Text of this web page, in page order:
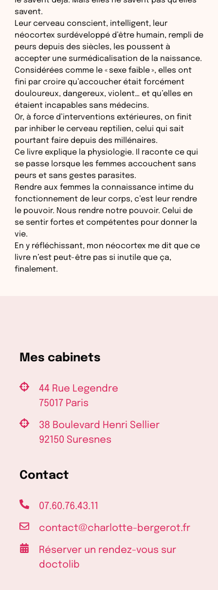
savent.
Leur cerveau conscient, intelligent, leur
néocortex surdéveloppé d’être humain, rempli de
peurs depuis des siècles, les poussent à
accepter une surmédicalisation de la naissance.
Considérées comme le « sexe faible », elles ont
fini par croire qu’accoucher était forcément
douloureux, dangereux, violent… et qu’elles en
étaient incapables sans médecins.
Or, à force d’interventions extérieures, on finit
par inhiber le cerveau reptilien, celui qui sait
pourtant faire depuis des millénaires.
Ce livre explique la physiologie. Il raconte ce qui
se passe lorsque les femmes accouchent sans
peurs et sans gestes parasites.
Rendre aux femmes la connaissance intime du
fonctionnement de leur corps, c’est leur rendre
le pouvoir. Nous rendre notre pouvoir. Celui de
se sentir fortes et compétentes pour donner la
vie.
En y réfléchissant, mon néocortex me dit que ce
livre n’est peut-être pas si inutile que ça,
finalement.
Mes cabinets
44 Rue Legendre
75017 Paris
38 Boulevard Henri Sellier
92150 Suresnes
Contact
07.60.76.43.11
contact@charlotte-bergerot.fr
Réserver un rendez-vous sur
doctolib